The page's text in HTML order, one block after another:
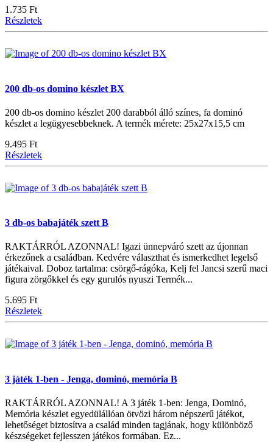
1.735 Ft
Részletek
200 db-os domino készlet BX
200 db-os domino készlet 200 darabból álló színes, fa dominó
készlet a legügyesebbeknek. A termék mérete: 25x27x15,5 cm
9.495 Ft
Részletek
3 db-os babajáték szett B
RAKTÁRRÓL AZONNAL! Igazi ünnepváró szett az újonnan
érkezőnek a családban. Kedvére választhat és ismerkedhet legelső
játékaival. Doboz tartalma: csörgő-rágóka, Kelj fel Jancsi szerű maci
figura zörgőkkel és egy gurulós nyuszi Termék...
5.695 Ft
Részletek
3 játék 1-ben - Jenga, dominó, memória B
RAKTÁRRÓL AZONNAL! A 3 játék 1-ben: Jenga, Dominó,
Memória készlet egyedülállóan ötvözi három népszerű játékot,
lehetőséget biztosítva a család minden tagjának, hogy különböző
készségeket fejlesszen játékos formában. Ez...